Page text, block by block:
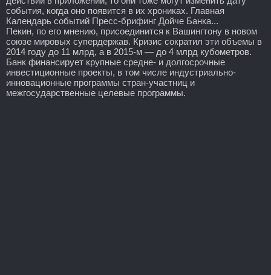
события, когда оно появится в их хрониках. Главная
Календарь событий Пресс-брифинг Дойче Банка...
Пекин, по его мнению, присоединится к Вашингтону в новом
союзе мировых супердержав. Кризис сократил эти объемы в
2014 году до 11 млрд, а в 2015-м — до 4 млрд кубометров.
Банк финансирует крупные средне- и долгосрочные
инвестиционные проекты, в том числе индустриально-
инновационные программы стран-участниц и
межгосударственные целевые программы.